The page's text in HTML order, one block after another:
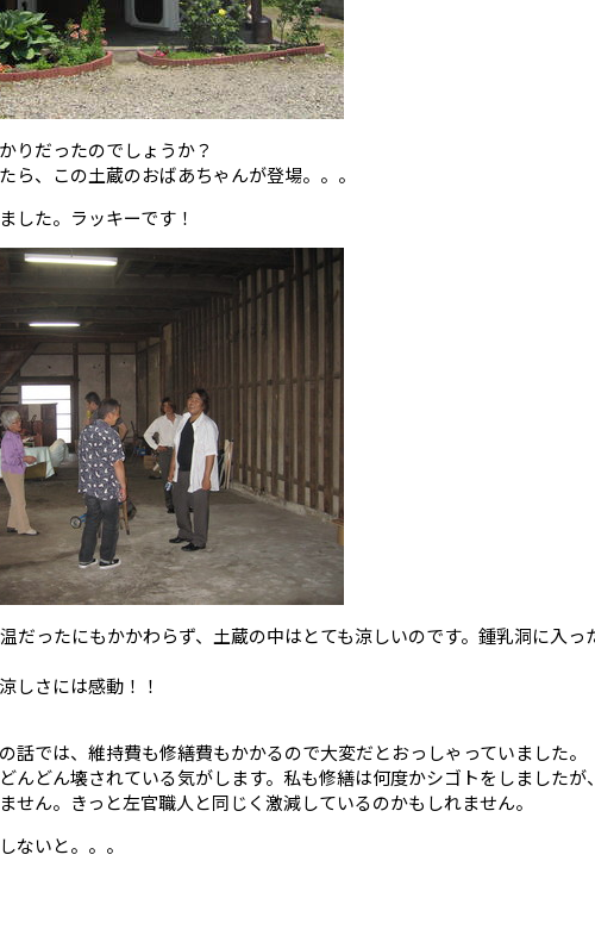
りだったのでしょうか？
ら、この土蔵のおばあちゃんが登場。。。
した。ラッキーです！
だったにもかかわらず、土蔵の中はとても涼しいのです。鍾乳洞に入っ
しさには感動！！
話では、維持費も修繕費もかかるので大変だとおっしゃっていました。
んどん壊されている気がします。私も修繕は何度かシゴトをしました
せん。きっと左官職人と同じく激減しているのかもしれません。
ないと。。。